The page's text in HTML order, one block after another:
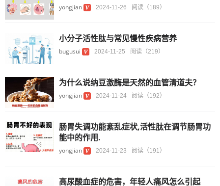
yongjian 2024-11-26 阅读（189）
小分子活性肽与常见慢性疾病营养
bugusui 2024-11-25 阅读（219）
为什么说纳豆激酶是天然的血管清道夫？
yongjian 2024-11-24 阅读（192）
肠胃失调功能紊乱症状,活性肽在调节肠胃功
能中的作用.
yongjian 2024-11-23 阅读（191）
高尿酸血症的危害，年轻人痛风怎么引起